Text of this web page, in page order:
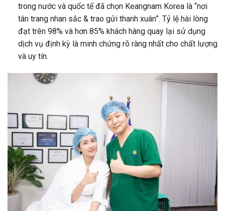
trong nước và quốc tế đã chọn Keangnam Korea là “nơi
tân trang nhan sắc & trao gửi thanh xuân”. Tỷ lệ hài lòng
đạt trên 98% và hơn 85% khách hàng quay lại sử dụng
dịch vụ định kỳ là minh chứng rõ ràng nhất cho chất lượng
và uy tín.